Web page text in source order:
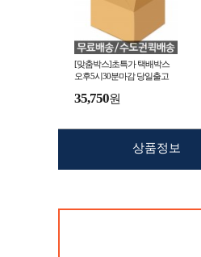
[맞춤박스]초특가 택배박스
오후5시30분마감 당일출고
35,750원
상품정보